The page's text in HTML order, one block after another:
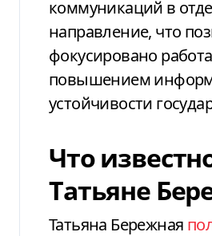
коммуникаций в
направление, что
фокусировано
повышением
устойчивости
Что
Татьяне
Татьяна Бережная